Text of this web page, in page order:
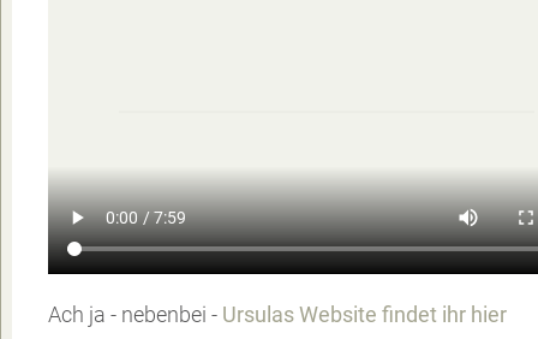
Ach ja - nebenbei - Ursulas Website findet ihr hier